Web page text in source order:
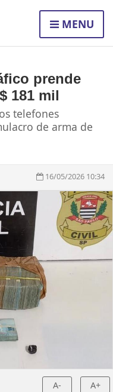
MENU
prende
181 mil
telefones
de arma de
16/05/2026 10:34
A- A+